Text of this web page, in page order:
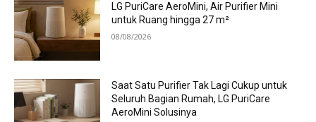
LG PuriCare AeroMini, Air Purifier Mini
untuk Ruang hingga 27 m²
08/08/2026
Saat Satu Purifier Tak Lagi Cukup untuk
Seluruh Bagian Rumah, LG PuriCare
AeroMini Solusinya